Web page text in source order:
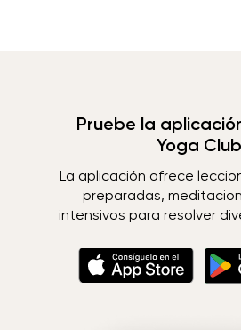
Pruebe la
Yoga Club
La aplicación ofrece
preparadas,
intensivos para resolver